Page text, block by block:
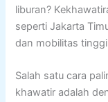
liburan?
seperti Jakarta
dan mobilitas
Salah satu cara
khawatir adalah